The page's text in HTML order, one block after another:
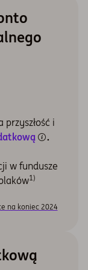
przyszłość i
.
w fundusze
1)
na koniec 2024